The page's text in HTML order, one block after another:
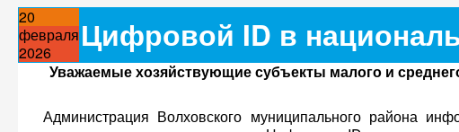
20
февраля
2026
Цифровой ID в
Уважаемые хозяйствующие субъекты малого и
Администрация Волховского муниципального района